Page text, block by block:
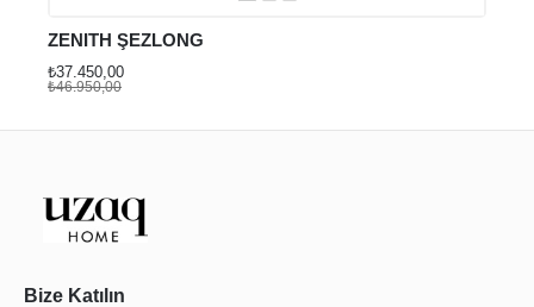
ZENITH ŞEZLONG
₺37.450,00
₺46.950,00
Bize Katılın